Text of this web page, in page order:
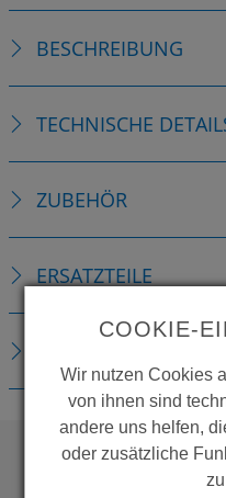
BESCHREIBUNG
TECHNISCHE
ZUBEHÖR
ERSATZTEILE
COOKIE-
Wir nutzen Cookies
von ihnen sind
andere uns helfen,
oder zusätzliche